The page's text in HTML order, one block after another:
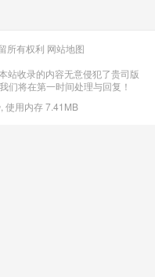
所有权利 网站地图
站收录的内容无意侵犯了贵司版
们将在第一时间处理与回复！
使用内存 7.41MB